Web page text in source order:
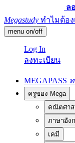
ล
Megastudy ทำไมต้อง
menu on/off
Log In
ลงทะเบียน
MEGAPASS
ครูของ Mega
คณิตศา
ภาษาอัง
เคมี